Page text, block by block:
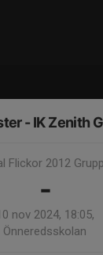
- IK Zenith
Flickor 2012
-
nov 2024, 18:05,
Önneredsskolan